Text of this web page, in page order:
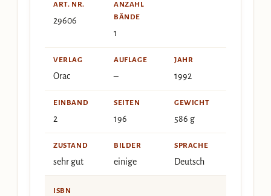
ART. NR.
29606
ANZAHL
BÄNDE
1
VERLAG
Orac
AUFLAGE
–
JAHR
1992
EINBAND
2
SEITEN
196
GEWICHT
586 g
ZUSTAND
sehr gut
BILDER
einige
SPRACHE
Deutsch
ISBN